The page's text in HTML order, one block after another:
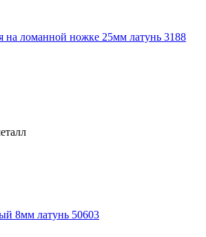
на ломанной ножке 25мм латунь 3188
8мм латунь 50603